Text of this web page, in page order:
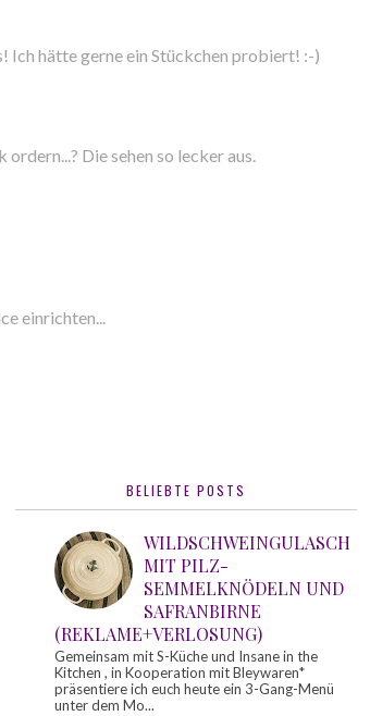
Ich hätte gerne ein Stückchen probiert! :-)
Die sehen so lecker aus.
einrichten...
BELIEBTE POSTS
WILDSCHWEINGULASCH
MIT PILZ-
SEMMELKNÖDELN UND
SAFRANBIRNE
(REKLAME+VERLOSUNG)
Gemeinsam mit S-Küche und Insane in the
Kitchen , in Kooperation mit Bleywaren*
präsentiere ich euch heute ein 3-Gang-Menü
unter dem Mo...